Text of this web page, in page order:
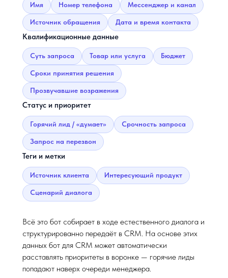
Имя Номер телефона
Мессенджер и канал
Источник обращения
Дата и время контакта
Квалификационные данные
Суть запроса Товар или услуга
Бюджет
Сроки принятия решения
Прозвучавшие возражения
Статус и приоритет
Горячий лид / «думает»
Срочность запроса
Запрос на перезвон
Теги и метки
Источник клиента
Интересующий продукт
Сценарий диалога
Всё это бот собирает в ходе естественного диалога и
структурированно передаёт в CRM. На основе этих
данных бот для CRM может автоматически
расставлять приоритеты в воронке — горячие лиды
попадают наверх очереди менеджера.